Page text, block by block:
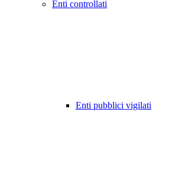
Enti controllati
Enti pubblici vigilati